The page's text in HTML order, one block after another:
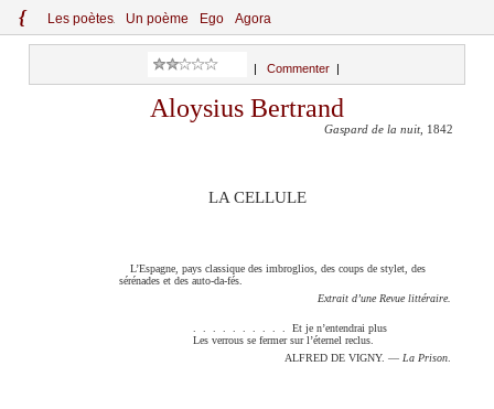
{ Les poètes Un poème Ego Agora
Commenter
Aloysius Bertrand
Gaspard de la nuit, 1842
LA CELLULE
L’Espagne, pays classique des imbroglios, des coups de stylet, des
sérénades et des auto-da-fés.
Extrait d’une Revue littéraire.
. . . . . . . . . . Et je n’entendrai plus
Les verrous se fermer sur l’éternel reclus.
ALFRED DE VIGNY. — La Prison.